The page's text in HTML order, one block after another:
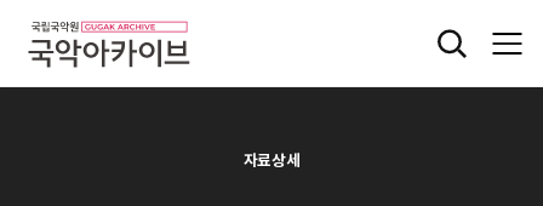
자료상세